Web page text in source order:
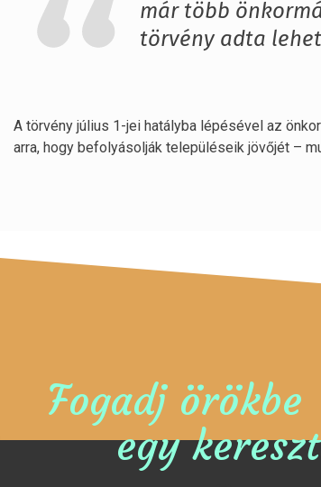
már több
törvény adta
A törvény július 1-jei hatályba lépésével az
arra, hogy befolyásolják településeik jövőjét –
Fogadj örökbe
egy